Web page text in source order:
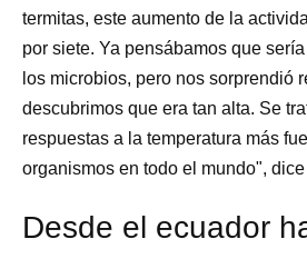
termitas, este aumento de la
por siete. Ya pensábamos que
los microbios, pero nos sorprendió
descubrimos que era tan alta. Se
respuestas a la temperatura más
organismos en todo el mundo",
Desde el ecuador